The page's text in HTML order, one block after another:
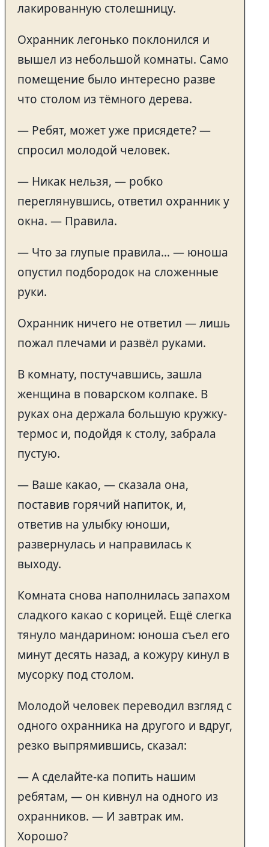
лакированную столешницу.
Охранник легонько поклонился и
вышел из небольшой комнаты. Само
помещение было интересно разве
что столом из тёмного дерева.
— Ребят, может уже присядете? —
спросил молодой человек.
— Никак нельзя, — робко
переглянувшись, ответил охранник у
окна. — Правила.
— Что за глупые правила… — юноша
опустил подбородок на сложенные
руки.
Охранник ничего не ответил — лишь
пожал плечами и развёл руками.
В комнату, постучавшись, зашла
женщина в поварском колпаке. В
руках она держала большую кружку-
термос и, подойдя к столу, забрала
пустую.
— Ваше какао, — сказала она,
поставив горячий напиток, и,
ответив на улыбку юноши,
развернулась и направилась к
выходу.
Комната снова наполнилась запахом
сладкого какао с корицей. Ещё слегка
тянуло мандарином: юноша съел его
минут десять назад, а кожуру кинул в
мусорку под столом.
Молодой человек переводил взгляд с
одного охранника на другого и вдруг,
резко выпрямившись, сказал:
— А сделайте-ка попить нашим
ребятам, — он кивнул на одного из
охранников. — И завтрак им.
Хорошо?